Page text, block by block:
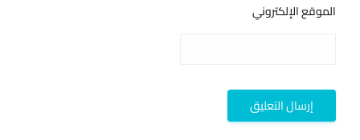
الموقع الإلكتروني